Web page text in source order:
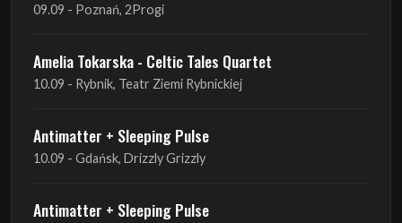
09.09 - Poznań, 2Progi
Amelia Tokarska - Celtic Tales Quartet
10.09 - Rybnik, Teatr Ziemi Rybnickiej
Antimatter + Sleeping Pulse
10.09 - Gdańsk, Drizzly Grizzly
Antimatter + Sleeping Pulse